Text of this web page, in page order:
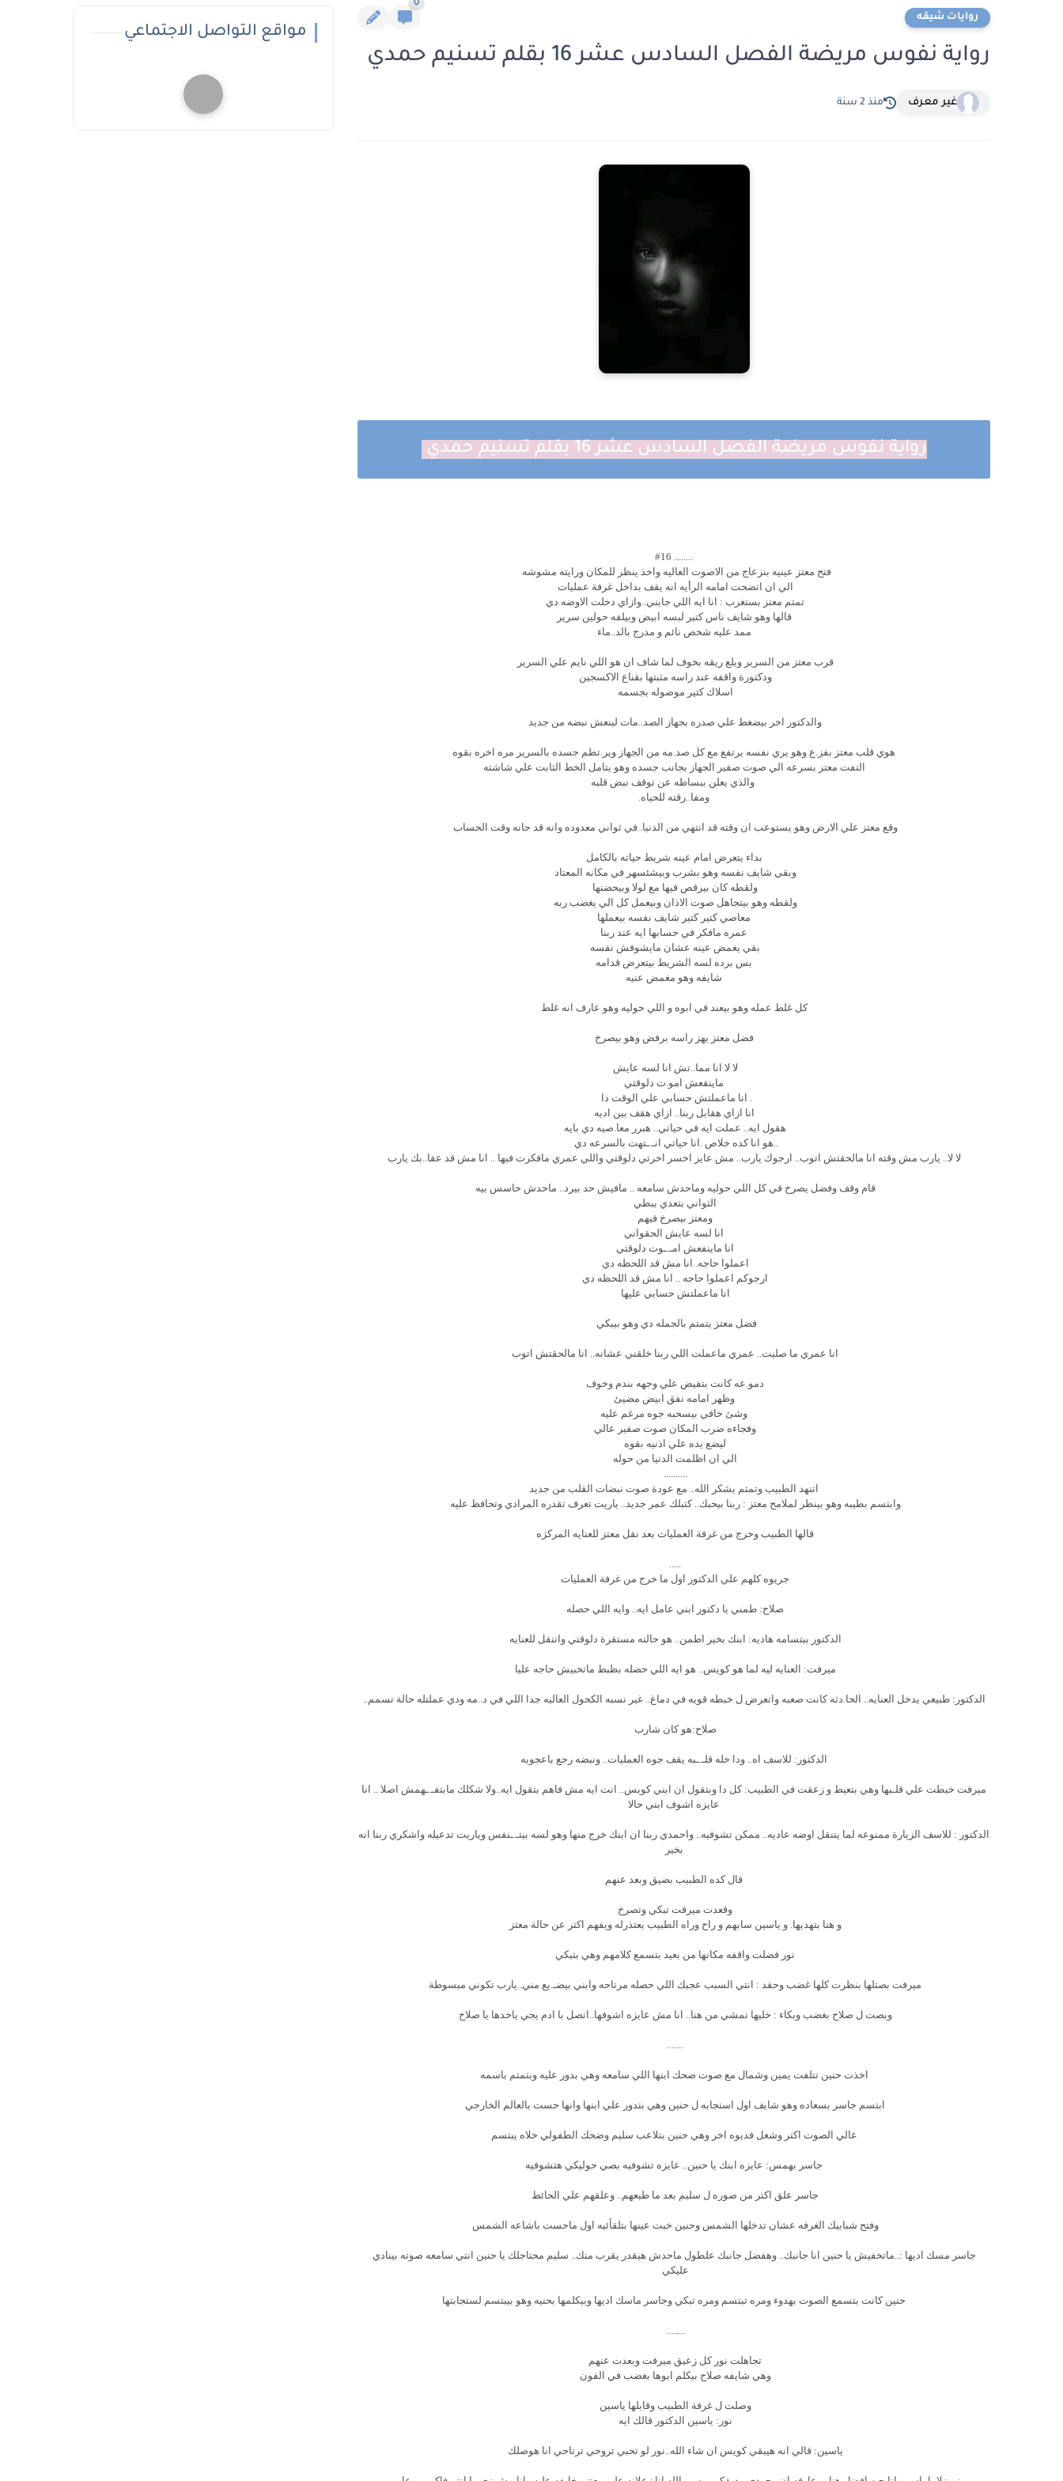
روايات شيقه
0
رواية نفوس مريضة الفصل السادس عشر 16 بقلم تسنيم حمدي
غير معرف منذ 2 سنة
رواية نفوس مريضة الفصل السادس عشر 16 بقلم تسنيم حمدي
........ #16
فتح معتز عينيه بنزعاج من الاصوت العاليه واخذ ينظر للمكان ورايته مشوشه
الي ان اتضحت امامه الرأيه انه يقف بداخل غرفة عمليات
تمتم معتز بستغرب : انا ايه اللي جابني..وازاي دخلت الاوضه دي
قالها وهو شايف ناس كتير لبسه ابيض وبيلفه حولين سرير
ممد عليه شخص نائم و مدرج بالد..ماء
قرب معتز من السرير وبلع ريقه بخوف لما شاف ان هو اللي نايم علي السرير
ودكتورة واقفه عند راسه مثبتها بقناع الاكسجين
اسلاك كتير موصوله بجسمه
والدكتور اخر بيضغط علي صدره بجهاز الصد..مات لينعش نبضه من جديد
هوي قلب معتز بفز.ع وهو يري نفسه يرتفع مع كل صد.مه من الجهاز وير.تطم جسده بالسرير مره اخره بقوه
التفت معتز بسرعه الي صوت صفير الجهاز بجانب جسده وهو يتامل الخط الثابت علي شاشته
والذي يعلن ببساطه عن توقف نبض قلبه
ومفا..رقته للحياه.
وقع معتز علي الارض وهو يستوعب ان وقته قد انتهي من الدنيا..في ثواني معدوده وانه قد حانه وقت الحساب
بداء يتعرض امام عينه شريط حياته بالكامل
وبقي شايف نفسه وهو بشرب وبيشئسهر في مكانه المعتاد
ولقطه كان بيرقص فيها مع لولا وبيحضنها
ولقطه وهو بيتجاهل صوت الاذان وبيعمل كل الي يغضب ربه
معاصي كتير كتير شايف نفسه بيعملها
عمره مافكر في حسابها ايه عند ربنا
بقي يغمض عينه عشان مايشوفش نفسه
بس برده لسه الشريط بيتعرض قدامه
شايفه وهو مغمض عنيه
كل غلط عمله وهو بيعند في ابوه و اللي حوليه وهو عارف انه غلط
فضل معتز يهز راسه برفض وهو بيصرخ
لا لا انا مما..تش انا لسه عايش
ماينفعش امو.ت دلوقتي
. انا ماعملتش حسابي علي الوقت دا
انا ازاي هقابل ربنا.. ازاي هقف بين اديه
هقول ايه.. عملت ايه في حياتي.. هبرر معا.صيه دي بايه
..هو انا كده خلاص .انا حياتي انـ.ـتهت بالسرعه دي
لا لا.. يارب مش وقته انا مالحقتش اتوب.. ارجوك يارب.. مش عايز اخسر اخرتي دلوقتي واللي عمري مافكرت فيها .. انا مش قد عقا..بك يارب
قام وقف وفضل يصرخ في كل اللي حوليه وماحدش سامعه .. مافيش حد بيرد.. ماحدش حاسس بيه
الثواني بتعدي ببطي
ومعتز بيصرخ فيهم
انا لسه عايش الحقواني
انا ماينفعش امـ.ـوت دلوقتي
اعملوا حاجه..انا مش قد اللحظه دي
ارجوكم اعملوا حاجه .. انا مش قد اللحظه دي
انا ماعملتش حسابي عليها
فضل معتز يتمتم بالجمله دي وهو بيبكي
انا عمري ما صليت.. عمري ماعملت اللي ربنا خلقني عشانه.. انا مالحقتش اتوب
دمو.عه كانت بتفيض علي وجهه بندم وخوف
وظهر امامه نفق ابيض مضيئ
وشئ خافي بيسحبه جوه مرغم عليه
وفجاءه ضرب المكان صوت صفير عالي
ليضع يده علي اذنيه بقوه
الي ان اظلمت الدنيا من حوله
..........
اتنهد الطبيب وتمتم يشكر الله.. مع عودة صوت نبضات القلب من جديد
وابتسم بطيبه وهو بينظر لملامح معتز : ربنا بيحبك.. كتبلك عمر جديد.. ياريت تعرف تقدره المرادي وتحافظ عليه
قالها الطبيب وخرج من غرفة العمليات بعد نقل معتز للعنايه المركزه
.....
جريوه كلهم علي الدكتور اول ما خرج من غرفة العمليات
صلاح: طمني يا دكتور ابني عامل ايه.. وايه اللي حصله
الدكتور ببتسامه هاديه: ابنك بخير اطمن.. هو حالته مستقرة دلوقتي واتنقل للعنايه
ميرفت: العنايه ليه لما هو كويس.. هو ايه اللي حصله بظبط ماتخبيش حاجه عليا
الدكتور: طبيعي يدخل العنايه.. الحا.دثه كانت صعبه واتعرض ل خبطه قويه في دماغ.. غير نسبه الكحول العاليه جدا اللي في د..مه ودي عملتله حالة تسمم..
صلاح:هو كان شارب
الدكتور: للاسف اه.. ودا خله قلـ.ـبه يقف جوه العمليات.. ونبضه رجع باعجوبه
ميرفت خبطت علي قلـبها وهي بتعيط و زعقت في الطبيب: كل دا وبتقول ان ابني كويس.. انت ايه مش فاهم بتقول ايه..ولا شكلك مابتفـ.ـهمش اصلا .. انا
عايزه اشوف ابني حالا
الدكتور : للاسف الزيارة ممنوعه لما يتنقل اوضه عاديه.. ممكن تشوفيه.. واحمدي ربنا ان ابنك خرج منها وهو لسه بيتـ.ـنفس وياريت تدعيله واشكري ربنا انه
بخير
قال كده الطبيب بضيق وبعد عنهم
وقعدت ميرفت تبكي وتصرخ
و هنا بتهديها. و ياسين سابهم و راح وراه الطبيب يعتذرله ويفهم اكتر عن حالة معتز
نور فضلت واقفه مكانها من بعيد بتسمع كلامهم وهي بتبكي
ميرفت بصتلها بنظرت كلها غضب وحقد : انتي السبب عجبك اللي حصله مرتاحه وابني بيضـ.يع مني..يارب تكوني مبسوطة
وبصت ل صلاح بغضب وبكاء : خليها تمشي من هنا.. انا مش عايزه اشوفها..اتصل با ادم يجي ياخدها يا صلاح
.......
اخذت حنين تتلفت يمين وشمال مع صوت ضحك ابنها اللي سامعه وهي بدور عليه وبتمتم باسمه
ابتسم جاسر بسعاده وهو شايف اول استجابه ل حنين وهي بتدور علي ابنها وانها حست بالعالم الخارجي
عالي الصوت اكتر وشغل فديوه اخر وهي حنين بتلاعب سليم وضحك الطفولي خلاه يبتسم
جاسر بهمس: عايزه ابنك يا حنين.. عايزه تشوفيه بصي حوليكي هتشوفيه
جاسر علق اكتر من صوره ل سليم بعد ما طبعهم.. وعلقهم علي الحائط
وفتح شبابيك الغرفه عشان تدخلها الشمس وحنين خبت عينها بتلقأئيه اول ماحست باشاعه الشمس
جاسر مسك اديها :..ماتخفيش يا حنين انا جانبك.. وهفضل جانبك علطول ماحدش هيقدر يقرب منك.. سليم محتاجلك يا حنين انتي سامعه صوته بينادي
عليكي
حنين كانت بتسمع الصوت بهدوء ومره تبتسم ومره تبكي وجاسر ماسك اديها وبيكلمها بحنيه وهو بيبتسم لستجابتها
........
تجاهلت نور كل زعيق ميرفت وبعدت عنهم
وهي شايفه صلاح بيكلم ابوها بغضب في الفون
وصلت ل غرفة الطبيب وقابلها ياسين
نور: ياسين الدكتور قالك ايه
ياسين: قالي انه هيبقي كويس ان شاء الله..نور لو تحبي تروحي ترتاحي انا هوصلك
مواقع التواصل الاجتماعي